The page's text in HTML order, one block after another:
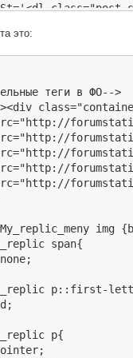
class="post-
cntrAvt
это:
теги в ФО-->
img
span{
p::first-
p{